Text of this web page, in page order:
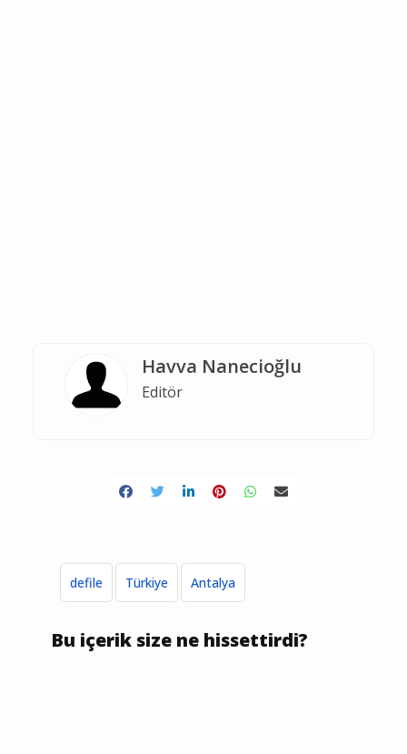
Havva Nanecioğlu
Editör
defile Türkiye Antalya
Bu içerik size ne hissettirdi?